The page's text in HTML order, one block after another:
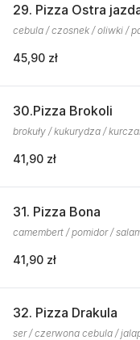
29. Pizza Ostra
cebula / czosnek / oliwki /
45,90 zł
30.Pizza Brokoli
brokuły / kukurydza /
41,90 zł
31. Pizza Bona
camembert / pomidor /
41,90 zł
32. Pizza Drakula
ser / czerwona cebula /